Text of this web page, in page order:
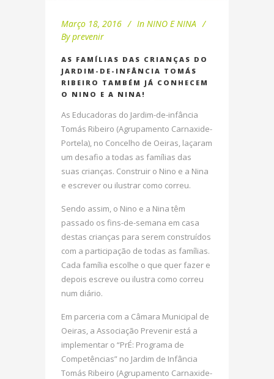
Março 18, 2016 In NINO E NINA
By prevenir
AS FAMÍLIAS DAS CRIANÇAS DO
JARDIM-DE-INFÂNCIA TOMÁS
RIBEIRO TAMBÉM JÁ CONHECEM
O NINO E A NINA!
As Educadoras do Jardim-de-infância
Tomás Ribeiro (Agrupamento Carnaxide-
Portela), no Concelho de Oeiras, laçaram
um desafio a todas as famílias das
suas crianças. Construir o Nino e a Nina
e escrever ou ilustrar como correu.
Sendo assim, o Nino e a Nina têm
passado os fins-de-semana em casa
destas crianças para serem construídos
com a participação de todas as famílias.
Cada família escolhe o que quer fazer e
depois escreve ou ilustra como correu
num diário.
Em parceria com a Câmara Municipal de
Oeiras, a Associação Prevenir está a
implementar o “PrÉ: Programa de
Competências” no Jardim de Infância
Tomás Ribeiro (Agrupamento Carnaxide-